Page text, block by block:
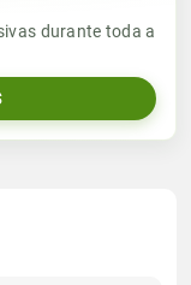
do ar
do ar
12km/h
durante toda a